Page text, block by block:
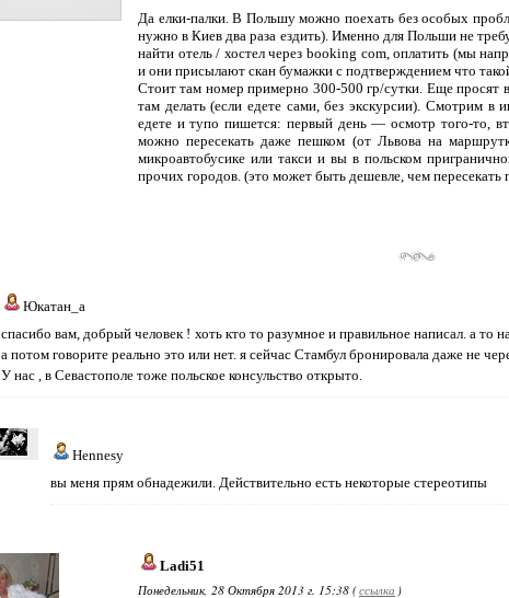
Да елки-палки. В Польшу можно поехать без особых
нужно в Киев два раза ездить). Именно для Польши не
найти отель / хостел через booking com, оплатить (мы
и они присылают скан бумажки с подтверждением что
Стоит там номер примерно 300-500 гр/сутки. Еще просят
там делать (если едете сами, без экскурсии). Смотрим в
едете и тупо пишется: первый день — осмотр того-то,
можно пересекать даже пешком (от Львова на
микроавтобусике или такси и вы в польском
прочих городов. (это может быть дешевле, чем пересекать
Юкатан_а
спасибо вам, добрый человек ! хоть кто то разумное и правильное написал. а то
а потом говорите реально это или нет. я сейчас Стамбул бронировала даже не
У нас , в Севастополе тоже польское консульство открыто.
Hennesy
вы меня прям обнадежили. Действительно есть некоторые стереотипы
Ladi51
Понедельник, 28 Октября 2013 г. 15:38 (ссылка )